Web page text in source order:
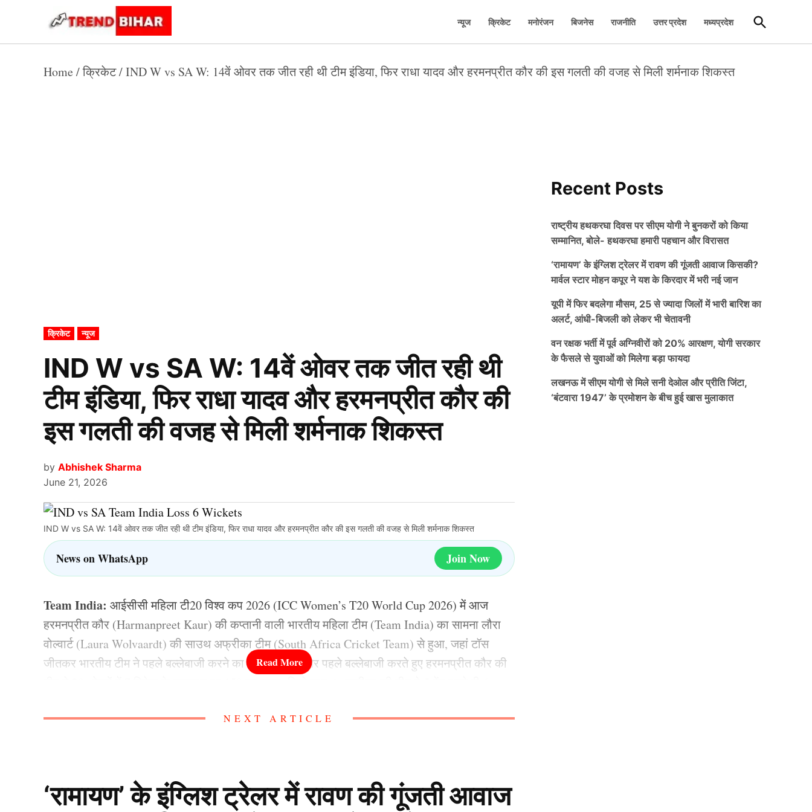
content
Bihar
न्यूज क्रिकेट मनोरंजन बिजनेस राजनीति उत्तर प्रदेश मध्यप्रदेश
Open
Search
Home /क्रिकेट/IND W vs SA W: 14वें ओवर तक जीत रही थी टीम इंडिया, फिर राधा यादव और हरमनप्रीत कौर की इस गलती की वजह से मिली शर्मनाक शिकस्त
POSTED
IN
क्रिकेट न्यूज
IND W vs SA W: 14वें ओवर तक जीत रही थी
टीम इंडिया, फिर राधा यादव और हरमनप्रीत कौर की
इस गलती की वजह से मिली शर्मनाक शिकस्त
by Abhishek Sharma
June 21, 2026
IND W vs SA W: 14वें ओवर तक जीत रही थी टीम इंडिया, फिर राधा यादव और हरमनप्रीत कौर की इस गलती की वजह से मिली शर्मनाक शिकस्त
News on WhatsApp Join Now
Team India: आईसीसी महिला टी20 विश्व कप 2026 (ICC Women’s T20 World Cup 2026) में आज
हरमनप्रीत कौर (Harmanpreet Kaur) की कप्तानी वाली भारतीय महिला टीम (Team India) का सामना लौरा
वोल्वार्ट (Laura Wolvaardt) की साउथ अफ्रीका टीम (South Africa Cricket Team) से हुआ, जहां टॉस
जीतकर भारतीय टीम ने पहले बल्लेबाजी करने का फैसला किया और पहले बल्लेबाजी करते हुए हरमनप्रीत कौर की
टूर्नामेंट से पूरी तरह से बाहर हो जाएगी. वहीं आज भारतीय टीम के हार की वजह राधा यादव (Radha Yadav) रहीं.
NEXT ARTICLE
‘रामायण’ के इंग्लिश ट्रेलर में रावण की गूंजती आवाज
Recent Posts
राष्ट्रीय हथकरघा दिवस पर सीएम योगी ने बुनकरों को किया
सम्मानित, बोले- हथकरघा हमारी पहचान और विरासत
‘रामायण’ के इंग्लिश ट्रेलर में रावण की गूंजती आवाज किसकी?
मार्वल स्टार मोहन कपूर ने यश के किरदार में भरी नई जान
यूपी में फिर बदलेगा मौसम, 25 से ज्यादा जिलों में भारी बारिश का
अलर्ट, आंधी-बिजली को लेकर भी चेतावनी
वन रक्षक भर्ती में पूर्व अग्निवीरों को 20% आरक्षण, योगी सरकार
के फैसले से युवाओं को मिलेगा बड़ा फायदा
लखनऊ में सीएम योगी से मिले सनी देओल और प्रीति जिंटा,
‘बंटवारा 1947’ के प्रमोशन के बीच हुई खास मुलाकात